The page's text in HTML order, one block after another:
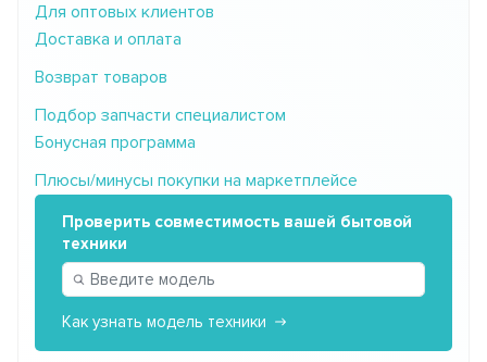
Для оптовых клиентов
Доставка и оплата
Возврат товаров
Подбор запчасти специалистом
Бонусная программа
Плюсы/минусы покупки на маркетплейсе
Проверить совместимость вашей бытовой
техники
Как узнать модель техники